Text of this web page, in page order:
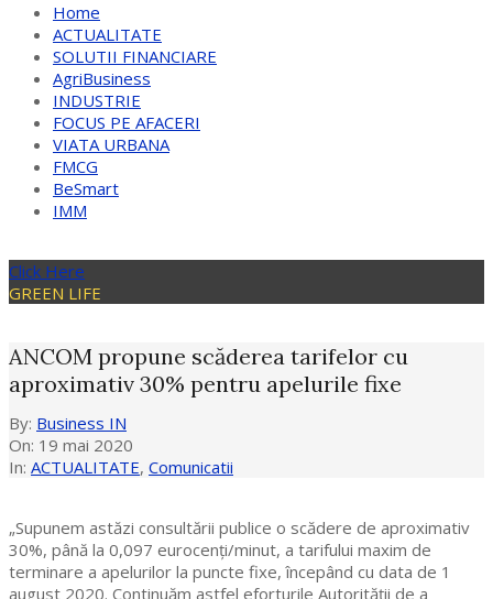
Home
ACTUALITATE
SOLUTII FINANCIARE
AgriBusiness
INDUSTRIE
FOCUS PE AFACERI
VIATA URBANA
FMCG
BeSmart
IMM
Click Here
GREEN LIFE
ANCOM propune scăderea tarifelor cu
aproximativ 30% pentru apelurile fixe
By: Business IN
On: 19 mai 2020
In: ACTUALITATE, Comunicatii
„Supunem astăzi consultării publice o scădere de aproximativ
30%, până la 0,097 eurocenți/minut, a tarifului maxim de
terminare a apelurilor la puncte fixe, începând cu data de 1
august 2020. Continuăm astfel eforturile Autorității de a